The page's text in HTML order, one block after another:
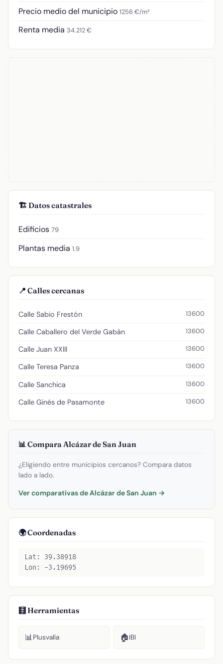
Precio medio del municipio 1256 €/m²
Renta media 34.212 €
🏗️ Datos catastrales
Edificios 79
Plantas media 1.9
📍 Calles cercanas
Calle Sabio Frestón 13600
Calle Caballero del Verde Gabán 13600
Calle Juan XXIII 13600
Calle Teresa Panza 13600
Calle Sanchica 13600
Calle Ginés de Pasamonte 13600
📊 Compara Alcázar de San Juan
¿Eligiendo entre municipios cercanos? Compara datos
lado a lado.
Ver comparativas de Alcázar de San Juan →
🌍 Coordenadas
Lat: 39.38918
Lon: -3.19695
🧮 Herramientas
📊Plusvalía 🏠IBI